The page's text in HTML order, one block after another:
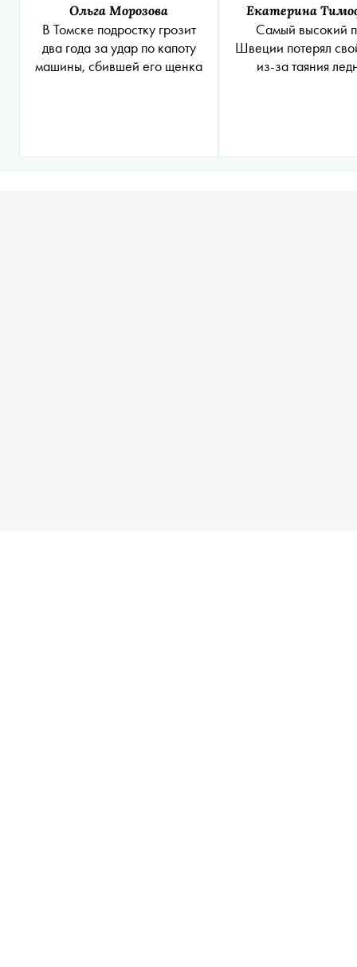
Ольга Морозова
В Томске подростку грозит
два года за удар по капоту
машины, сбившей его щенка
Екатерина
Самый высокий
Швеции потерял
из-за таяния